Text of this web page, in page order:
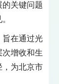
的关键问题
旨在通过光
增收和生
，为北京市